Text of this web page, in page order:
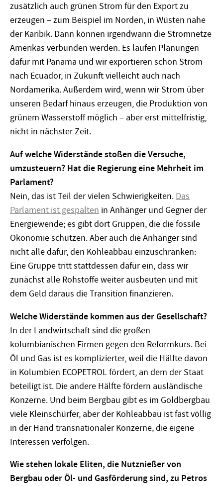
zusätzlich auch grünen Strom für den Export zu
erzeugen – zum Beispiel im Norden, in Wüsten nahe
der Karibik. Dann können irgendwann die Stromnetze
Amerikas verbunden werden. Es laufen Planungen
dafür mit Panama und wir exportieren schon Strom
nach Ecuador, in Zukunft vielleicht auch nach
Nordamerika. Außerdem wird, wenn wir Strom über
unseren Bedarf hinaus erzeugen, die Produktion von
grünem Wasserstoff möglich – aber erst mittelfristig,
nicht in nächster Zeit.
Auf welche Widerstände stoßen die Versuche,
umzusteuern? Hat die Regierung eine Mehrheit im
Parlament?
Nein, das ist Teil der vielen Schwierigkeiten. Das
Parlament ist gespalten in Anhänger und Gegner der
Energiewende; es gibt dort Gruppen, die die fossile
Ökonomie schützen. Aber auch die Anhänger sind
nicht alle dafür, den Kohleabbau einzuschränken:
Eine Gruppe tritt stattdessen dafür ein, dass wir
zunächst alle Rohstoffe weiter ausbeuten und mit
dem Geld daraus die Transition finanzieren.
Welche Widerstände kommen aus der Gesellschaft?
In der Landwirtschaft sind die großen
kolumbianischen Firmen gegen den Reformkurs. Bei
Öl und Gas ist es komplizierter, weil die Hälfte davon
in Kolumbien ECOPETROL fördert, an dem der Staat
beteiligt ist. Die andere Hälfte fördern ausländische
Konzerne. Und beim Bergbau gibt es im Goldbergbau
viele Kleinschürfer, aber der Kohleabbau ist fast völlig
in der Hand transnationaler Konzerne, die eigene
Interessen verfolgen.
Wie stehen lokale Eliten, die Nutznießer von
Bergbau oder Öl- und Gasförderung sind, zu Petros